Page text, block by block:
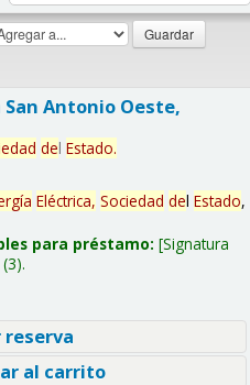
Antonio Oeste,
del Estado.
Eléctrica, Sociedad del Estado,
para préstamo: Signatura
(3).
al carrito